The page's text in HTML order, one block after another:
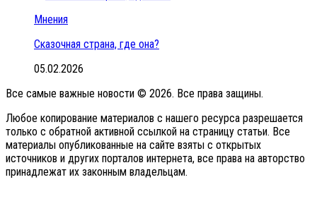
Мнения
Сказочная страна, где она?
05.02.2026
Все самые важные новости © 2026. Все права защины.
Любое копирование материалов с нашего ресурса разрешается
только с обратной активной ссылкой на страницу статьи. Все
материалы опубликованные на сайте взяты с открытых
источников и других порталов интернета, все права на авторство
принадлежат их законным владельцам.